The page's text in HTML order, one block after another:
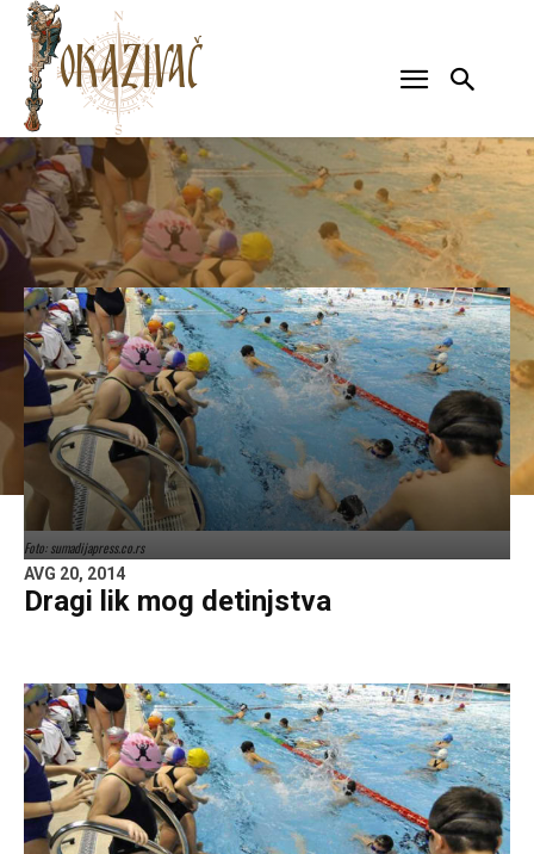
Foto: sumadijapress.co.rs
AVG 20, 2014
Dragi lik mog detinjstva